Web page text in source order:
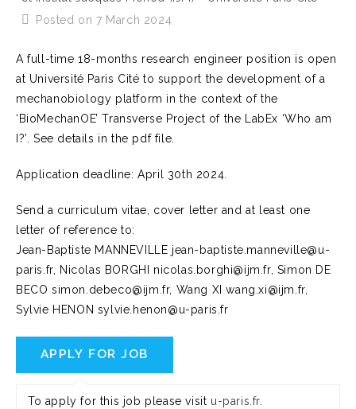
Posted on 7 March 2024
A full-time 18-months research engineer position is open
at Université Paris Cité to support the development of a
mechanobiology platform in the context of the
‘BioMechanOE’ Transverse Project of the LabEx ‘Who am
I?’. See details in the pdf file.
Application deadline: April 30th 2024.
Send a curriculum vitae, cover letter and at least one
letter of reference to:
Jean-Baptiste MANNEVILLE jean-baptiste.manneville@u-
paris.fr, Nicolas BORGHI nicolas.borghi@ijm.fr, Simon DE
BECO simon.debeco@ijm.fr, Wang XI wang.xi@ijm.fr,
Sylvie HENON sylvie.henon@u-paris.fr
To apply for this job please visit u-paris.fr.